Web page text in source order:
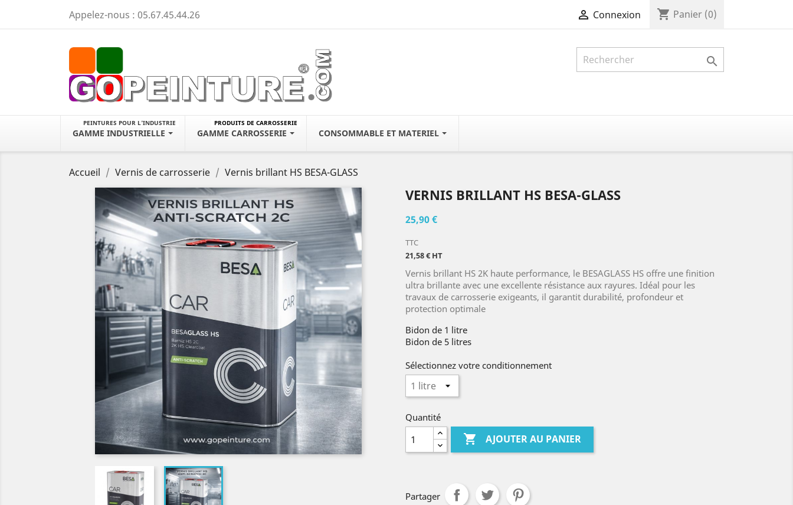
Appelez-nous : 05.67.45.44.26  Connexion shopping_cart Panier (0)

GAMME INDUSTRIELLE
PEINTURES POUR L'INDUSTRIE
GAMME CARROSSERIE
PRODUITS DE CARROSSERIE
CONSOMMABLE ET MATERIEL
Accueil Vernis de carrosserie Vernis brillant HS BESA-GLASS
VERNIS BRILLANT HS BESA-GLASS
25,90 €
TTC
21,58 € HT
Vernis brillant HS 2K haute performance, le BESAGLASS HS offre une finition
ultra brillante avec une excellente résistance aux rayures. Idéal pour les
travaux de carrosserie exigeants, il garantit durabilité, profondeur et
protection optimale
Bidon de 1 litre
Bidon de 5 litres
Sélectionnez votre conditionnement
Quantité
 AJOUTER AU PANIER
Partager